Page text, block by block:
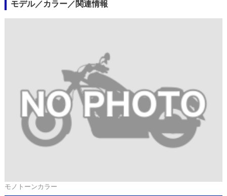
モデル／カラー／関連情報
モノトーンカラー